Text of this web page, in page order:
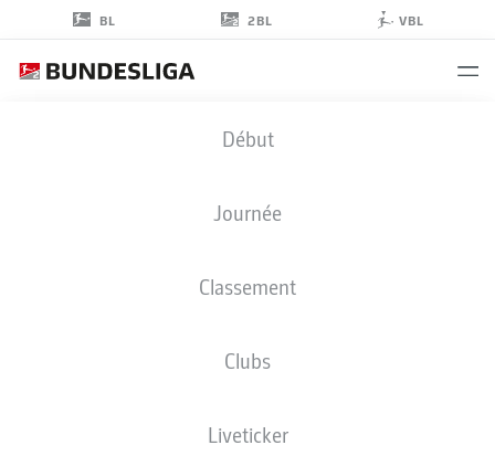
BL 2BL VBL
Début
Journée
Classement
Clubs
Liveticker